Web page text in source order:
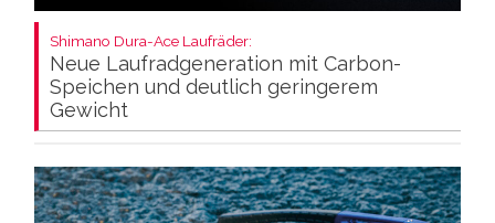
Shimano Dura-Ace Laufräder:
Neue Laufradgeneration mit Carbon-
Speichen und deutlich geringerem
Gewicht